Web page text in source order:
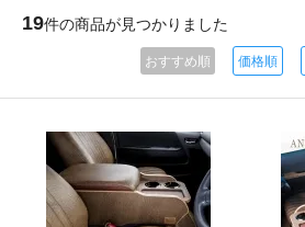
19件の商品が見つかりました
おすすめ順 価格順